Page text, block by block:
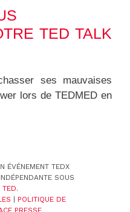
TED TALK
ses mauvaises
lors de TEDMED en
ÉVÉNEMENT TEDX
SOUS
TED.
| POLITIQUE DE
PRESSE